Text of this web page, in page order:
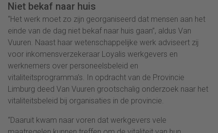
Niet bekaf naar huis
“Het werk moet zo zijn georganiseerd dat mensen aan het
einde van de dag niet bekaf naar huis gaan”, aldus Van
Vuuren. Naast haar wetenschappelijke werk adviseert zij
voor inkomensverzekeraar Loyalis werkgevers en
werknemers over personeelsbeleid en
vitaliteitsprogramma’s. In opdracht van de Provincie
Limburg deed Van Vuuren grootschalig onderzoek naar het
vitaliteitsbeleid bij organisaties in de provincie.
“Daaruit kwam naar voren dat werkgevers vele